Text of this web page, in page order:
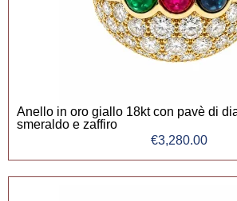
Anello in oro giallo 18kt con pavè di
smeraldo e zaffiro
€3,280.00